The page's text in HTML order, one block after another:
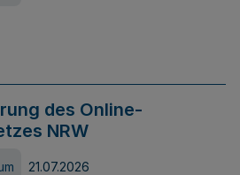
des Online-
NRW
21.07.2026